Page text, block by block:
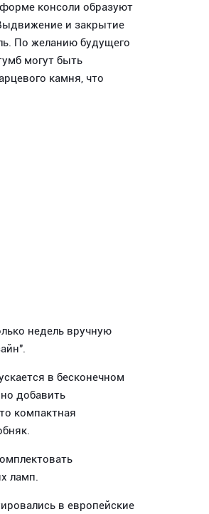
консоли образуют
и закрытие
По желанию будущего
могут быть
камня, что
недель вручную
в бесконечном
добавить
компактная
ламп.
в европейские